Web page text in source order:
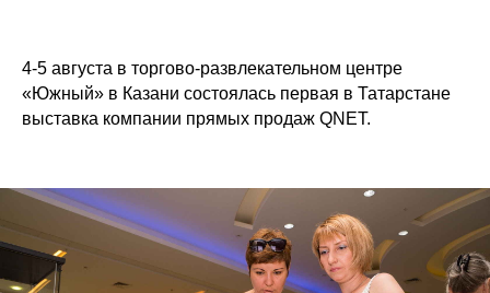
4-5 августа в торгово-развлекательном центре
«Южный» в Казани состоялась первая в Татарстане
выставка компании прямых продаж QNET.